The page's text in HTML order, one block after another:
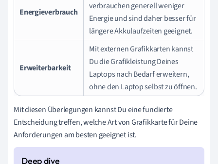
Energieverbrauch
verbrauchen generell weniger
Energie und sind daher besser für
längere Akkulaufzeiten geeignet.
Erweiterbarkeit
Mit externen Grafikkarten kannst
Du die Grafikleistung Deines
Laptops nach Bedarf erweitern,
ohne den Laptop selbst zu öffnen.
Mit diesen Überlegungen kannst Du eine fundierte
Entscheidung treffen, welche Art von Grafikkarte für Deine
Anforderungen am besten geeignet ist.